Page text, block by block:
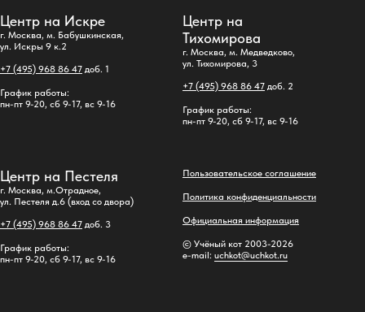
Центр на Искре
г. Москва, м. Бабушкинская,
ул. Искры 9 к.2
+7 (495) 968 86 47 доб. 1
График работы:
пн-пт 9-20, сб 9-17, вс 9-16
Центр на
Тихомирова
г. Москва, м. Медведково,
ул. Тихомирова, 3
+7 (495) 968 86 47 доб. 2
График работы:
пн-пт 9-20, сб 9-17, вс 9-16
Центр на Пестеля
г. Москва, м.Отрадное,
ул. Пестеля д.6 (вход со двора)
+7 (495) 968 86 47 доб. 3
График работы:
пн-пт 9-20, сб 9-17, вс 9-16
Пользовательское соглашение
Политика конфиденциальности
Официальная информация
© Учёный кот 2003-2026
e-mail: uchkot@uchkot.ru